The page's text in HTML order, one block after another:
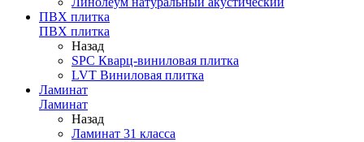
ПВХ плитка
ПВХ плитка
Назад
SPC Кварц-виниловая плитка
LVT Виниловая плитка
Ламинат
Ламинат
Назад
Ламинат 31 класса